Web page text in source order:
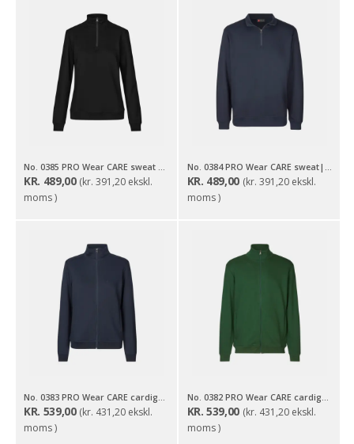
KR. 489,00 (kr. 391,20 ekskl.
moms )
KR. 489,00 (kr. 391,20ekskl.
moms )
KR. 539,00 (kr. 431,20 ekskl.
moms )
KR. 539,00 (kr. 431,20ekskl.
moms )